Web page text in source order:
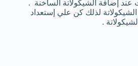
عند إضافة الشيكولاتة الساخنة .
لذلك كن علي إستعداد
.